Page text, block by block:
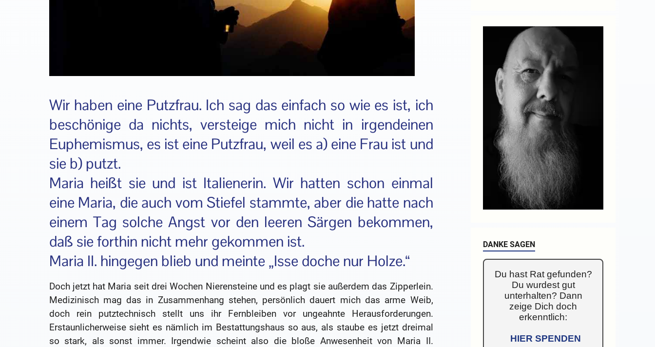
Wir haben eine Putzfrau. Ich sag das einfach so wie es ist, ich
beschönige da nichts, versteige mich nicht in irgendeinen
Euphemismus, es ist eine Putzfrau, weil es a) eine Frau ist und
sie b) putzt.
Maria heißt sie und ist Italienerin. Wir hatten schon einmal
eine Maria, die auch vom Stiefel stammte, aber die hatte nach
einem Tag solche Angst vor den leeren Särgen bekommen,
daß sie forthin nicht mehr gekommen ist.
Maria II. hingegen blieb und meinte „Isse doche nur Holze.“
Doch jetzt hat Maria seit drei Wochen Nierensteine und es plagt sie außerdem das Zipperlein.
Medizinisch mag das in Zusammenhang stehen, persönlich dauert mich das arme Weib,
doch rein putztechnisch stellt uns ihr Fernbleiben vor ungeahnte Herausforderungen.
Erstaunlicherweise sieht es nämlich im Bestattungshaus so aus, als staube es jetzt dreimal
so stark, als sonst immer. Irgendwie scheint also die bloße Anwesenheit von Maria II.
DANKE SAGEN
Du hast Rat gefunden?
Du wurdest gut
unterhalten? Dann
zeige Dich doch
erkenntlich:
HIER SPENDEN